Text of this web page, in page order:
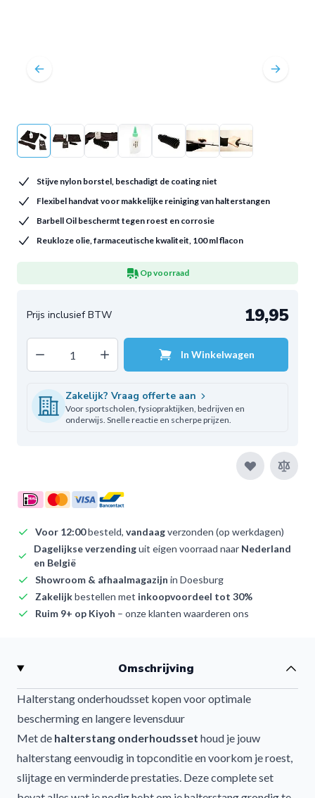
Stijve nylon borstel, beschadigt de coating niet
Flexibel handvat voor makkelijke reiniging van halterstangen
Barbell Oil beschermt tegen roest en corrosie
Reukloze olie, farmaceutische kwaliteit, 100 ml flacon
Op voorraad
19,95
Decrease quantityIncrease quantityIn Winkelwagen
Zakelijk? Vraag offerte aan
Voor sportscholen, fysiopraktijken, bedrijven en
onderwijs. Snelle reactie en scherpe prijzen.
Voor 12:00besteld, vandaagverzonden (op werkdagen)
Dagelijkse verzendinguit eigen voorraad naar Nederland
en België
Showroom & afhaalmagazijn in Doesburg
Zakelijkbestellen met inkoopvoordeel tot 30%
Ruim 9+ op Kiyoh – onze klanten waarderen ons
Omschrijving
Halterstang onderhoudsset kopen voor optimale
bescherming en langere levensduur
Met de halterstang onderhoudsset houd je jouw
halterstang eenvoudig in topconditie en voorkom je roest,
slijtage en verminderde prestaties. Deze complete set